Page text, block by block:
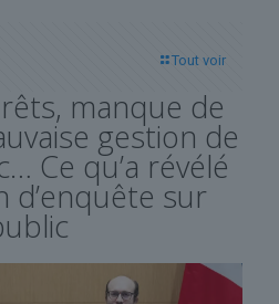
Tout voir
manque de
gestion de
Ce qu’a révélé
d’enquête sur